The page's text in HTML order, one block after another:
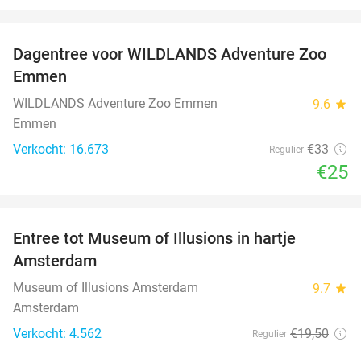
24%
Dagentree voor WILDLANDS Adventure Zoo
Emmen
WILDLANDS Adventure Zoo Emmen 9.6 star
Emmen
Verkocht: 16.673
Regulier €33
€25
Entree tot Museum of Illusions in hartje
Amsterdam
Museum of Illusions Amsterdam 9.7 star
Amsterdam
Verkocht: 4.562
Regulier €19,50